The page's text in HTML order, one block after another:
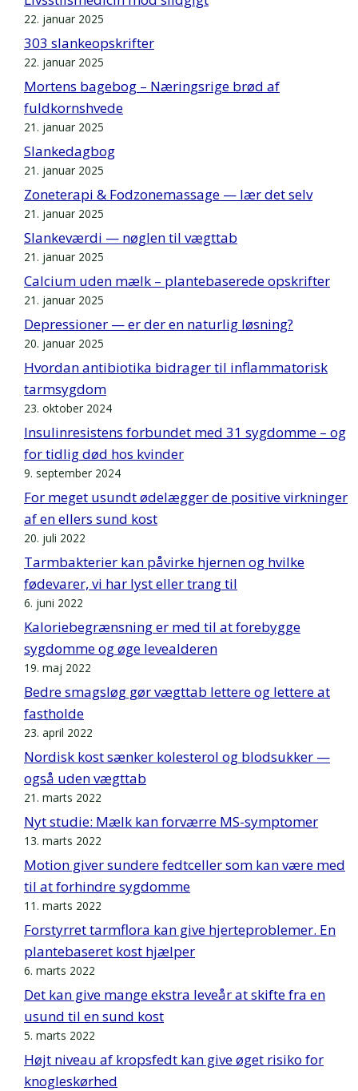
22. januar 2025
303 slankeopskrifter
22. januar 2025
Mortens bagebog – Næringsrige brød af
fuldkornshvede
21. januar 2025
Slankedagbog
21. januar 2025
Zoneterapi & Fodzonemassage — lær det selv
21. januar 2025
Slankeværdi — nøglen til vægttab
21. januar 2025
Calcium uden mælk – plantebaserede opskrifter
21. januar 2025
Depressioner — er der en naturlig løsning?
20. januar 2025
Hvordan antibiotika bidrager til inflammatorisk
tarmsygdom
23. oktober 2024
Insulinresistens forbundet med 31 sygdomme – og
for tidlig død hos kvinder
9. september 2024
For meget usundt ødelægger de positive virkninger
af en ellers sund kost
20. juli 2022
Tarmbakterier kan påvirke hjernen og hvilke
fødevarer, vi har lyst eller trang til
6. juni 2022
Kaloriebegrænsning er med til at forebygge
sygdomme og øge levealderen
19. maj 2022
Bedre smagsløg gør vægttab lettere og lettere at
fastholde
23. april 2022
Nordisk kost sænker kolesterol og blodsukker —
også uden vægttab
21. marts 2022
Nyt studie: Mælk kan forværre MS-symptomer
13. marts 2022
Motion giver sundere fedtceller som kan være med
til at forhindre sygdomme
11. marts 2022
Forstyrret tarmflora kan give hjerteproblemer. En
plantebaseret kost hjælper
6. marts 2022
Det kan give mange ekstra leveår at skifte fra en
usund til en sund kost
5. marts 2022
Højt niveau af kropsfedt kan give øget risiko for
knogleskørhed